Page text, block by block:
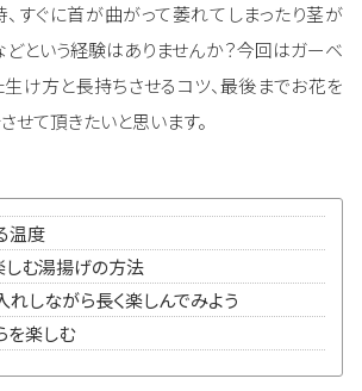
すぐに首が曲がって萎れてしまったり茎が
どという経験はありませんか？今回はガーベ
け方と長持ちさせるコツ、最後までお花を
せて頂きたいと思います。
温度
しむ湯揚げの方法
しながら長く楽しんでみよう
を楽しむ